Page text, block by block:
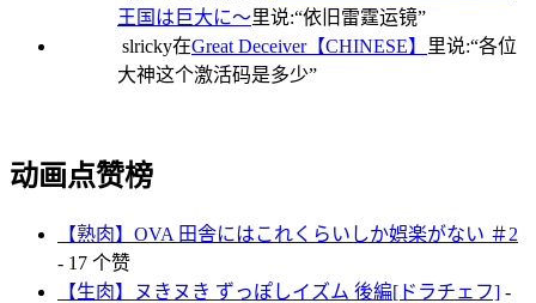
王国は巨大に～里说:“依旧雷霆运镜”
slricky在Great Deceiver【CHINESE】 里说:“各位
大神这个激活码是多少”
动画点赞榜
【熟肉】OVA 田舎にはこれくらいしか娯楽がない ＃2
- 17 个赞
【生肉】ヌきヌき ずっぽしイズム 後編[ドラチェフ] -